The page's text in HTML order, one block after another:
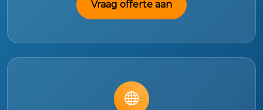
Vraag offerte aan